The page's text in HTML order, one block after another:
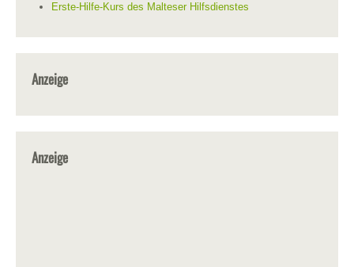
Erste-Hilfe-Kurs des Malteser Hilfsdienstes
Anzeige
Anzeige